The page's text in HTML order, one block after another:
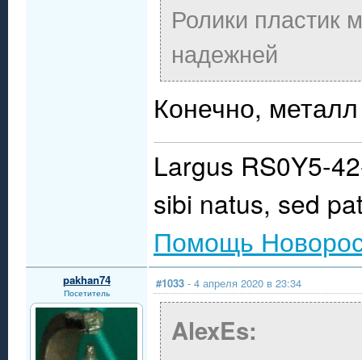
Ролики пластик
надежней
Конечно,
Largus RS0Y5-
sibi natus, sed
Помощь
pakhan74
Посетитель
#1033 - 4 апреля 2020 в 23:34
AlexEs: